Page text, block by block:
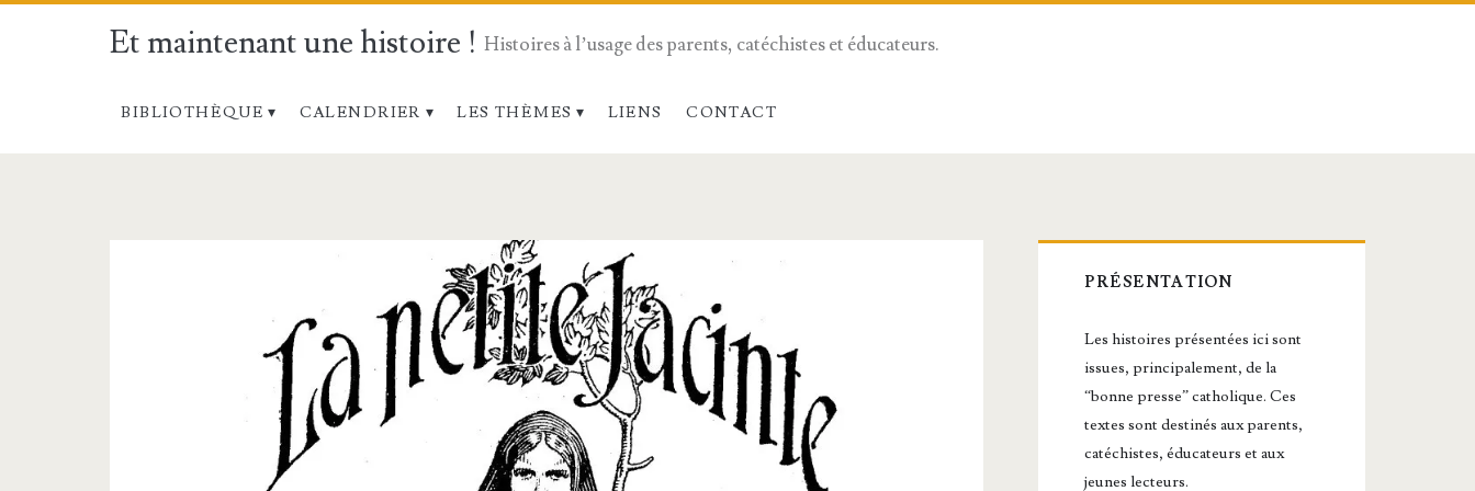
Et maintenant une histoire ! Histoires à l’usage des parents, catéchistes et éducateurs.
BIBLIOTHÈQUE CALENDRIER LES THÈMES LIENS CONTACT
<span>Bienheureuse
Jacinthe</span>
Barre
latérale
principale
PRÉSENTATION
Les histoires présentées ici sont
issues, principalement, de la
“bonne presse” catholique. Ces
textes sont destinés aux parents,
catéchistes, éducateurs et aux
jeunes lecteurs.